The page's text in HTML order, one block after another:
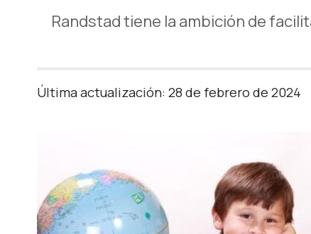
Randstad tiene la ambición de
Última actualización: 28 de febrero de 2024